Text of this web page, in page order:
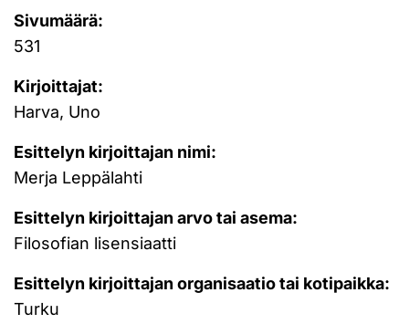
Sivumäärä:
531
Kirjoittajat:
Harva, Uno
Esittelyn kirjoittajan nimi:
Merja Leppälahti
Esittelyn kirjoittajan arvo tai asema:
Filosofian lisensiaatti
Esittelyn kirjoittajan organisaatio tai kotipaikka:
Turku